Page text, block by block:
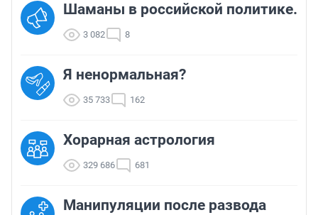
Шаманы в российской политике.
3 082 8
Я ненормальная?
35 733 162
Хорарная астрология
329 686 681
Манипуляции после развода